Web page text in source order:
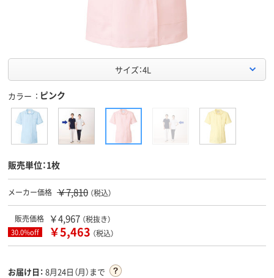
サイズ：4L
カラー ピンク
販売単位：1枚
メーカー価格 ￥7,810 （税込）
販売価格 ￥4,967 （税抜き）
30.0%off ￥5,463 （税込）
お届け日： 8月24日（月）まで